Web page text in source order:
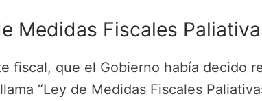
Medidas Fiscales
fiscal, que el Gobierno había decido
“Ley de Medidas Fiscales